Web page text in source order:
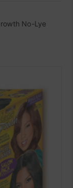
No-Lye